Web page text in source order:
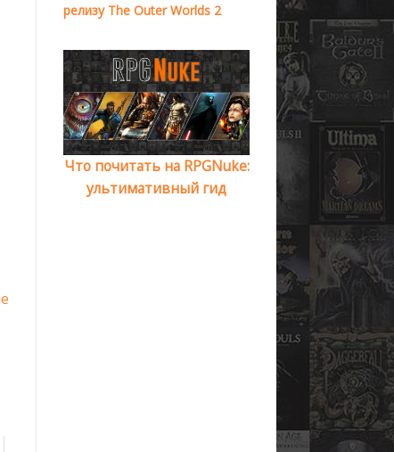
релизу The Outer Worlds 2
Что почитать на RPGNuke:
ультимативный гид